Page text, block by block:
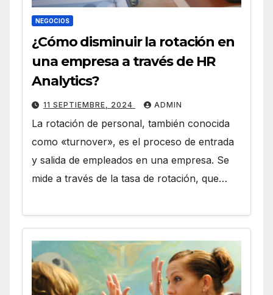
NEGOCIOS
¿Cómo disminuir la rotación en
una empresa a través de HR
Analytics?
11 SEPTIEMBRE, 2024 ADMIN
La rotación de personal, también conocida
como «turnover», es el proceso de entrada
y salida de empleados en una empresa. Se
mide a través de la tasa de rotación, que…